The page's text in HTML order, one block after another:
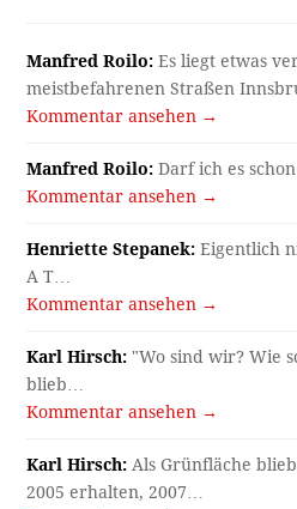
Manfred Roilo: Es liegt etwas
meistbefahrenen Straßen
Kommentar ansehen →
Manfred Roilo: Darf ich es
Kommentar ansehen →
Henriette Stepanek: Eigentlich
A T…
Kommentar ansehen →
Karl Hirsch: "Wo sind wir? Wie
blieb…
Kommentar ansehen →
Karl Hirsch: Als Grünfläche
2005 erhalten, 2007…